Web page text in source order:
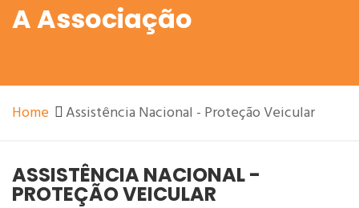
A Associação
Home Assistência Nacional - Proteção Veicular
ASSISTÊNCIA NACIONAL -
PROTEÇÃO VEICULAR